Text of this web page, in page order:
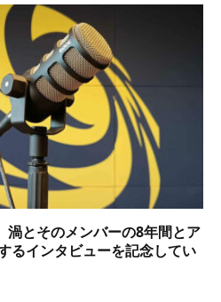
とそのメンバーの8年間とア
るインタビューを記念してい